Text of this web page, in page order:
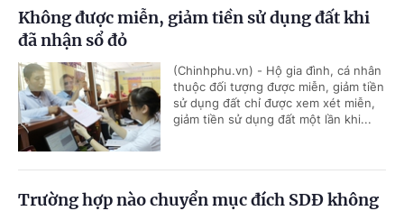
Không được miễn, giảm tiền sử dụng đất khi
đã nhận sổ đỏ
(Chinhphu.vn) - Hộ gia đình, cá nhân
thuộc đối tượng được miễn, giảm tiền
sử dụng đất chỉ được xem xét miễn,
giảm tiền sử dụng đất một lần khi...
Trường hợp nào chuyển mục đích SDĐ không